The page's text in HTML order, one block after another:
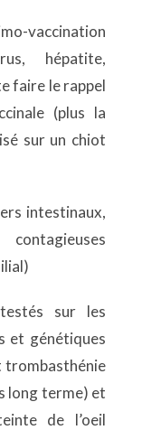
vaccination
hépatite,
faire le rappel
(plus la
sur un chiot
intestinaux,
sur les
et génétiques
trombasthénie
long terme) et
de l’oeil